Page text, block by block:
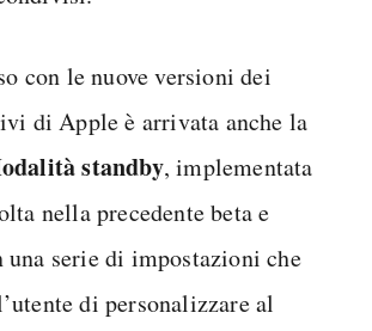
con le nuove versioni dei
di Apple è arrivata anche la
standby, implementata
nella precedente beta e
una serie di impostazioni che
di personalizzare al